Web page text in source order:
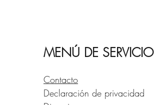
MENÚ DE SERVICIO
Contacto
Declaración de privacidad